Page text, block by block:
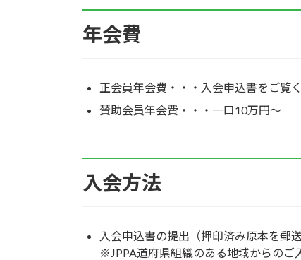
年会費
正会員年会費・・・入会申込書をご覧
賛助会員年会費・・・一口10万円～
入会方法
入会申込書の提出（押印済み原本を郵送
※JPPA道府県組織のある地域からのご